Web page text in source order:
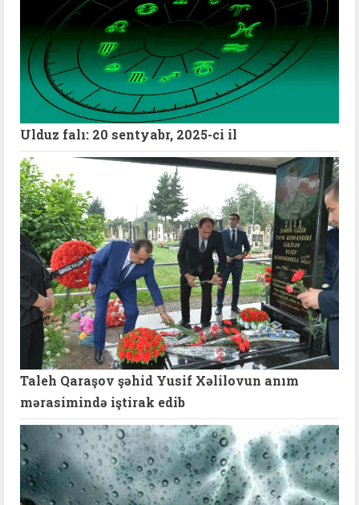
Ulduz falı: 20 sentyabr, 2025-ci il
Taleh Qaraşov şəhid Yusif Xəlilovun anım
mərasimində iştirak edib